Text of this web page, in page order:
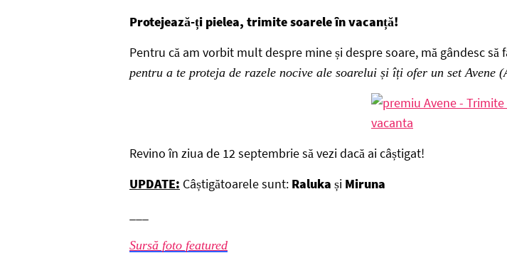
Protejează-ți pielea, trimite soarele în vacanță!
Pentru că am vorbit mult despre mine și despre soare, mă gândesc să
pentru a te proteja de razele nocive ale soarelui și îți ofer un set Avene
Revino în ziua de 12 septembrie să vezi dacă ai câștigat!
UPDATE: Câștigătoarele sunt: Raluka și Miruna
Sursă foto featured